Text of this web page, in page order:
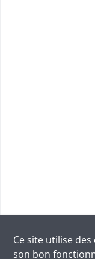
Ce site utilise des
son bon